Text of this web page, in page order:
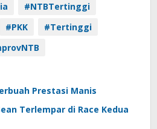
#NTBTertinggi
#PKK
#Tertinggi
Prestasi Manis
Terlempar di Race Kedua